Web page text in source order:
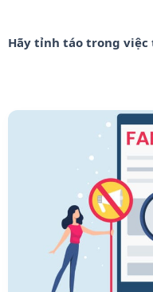
Hãy tỉnh táo trong